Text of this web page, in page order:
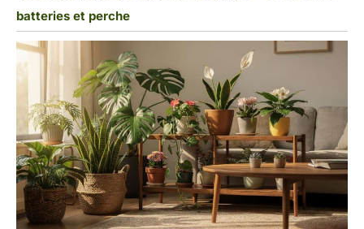
batteries et perche